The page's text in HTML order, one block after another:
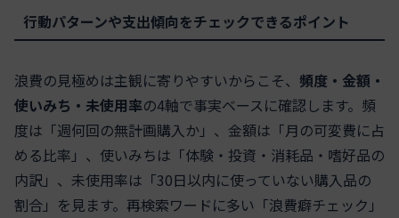
行動パターンや支出傾向をチェックできるポイント
浪費の見極めは主観に寄りやすいからこそ、 頻度・金額・
使いみち・未使用率の4軸で事実ベースに確認します。頻
度は「週何回の無計画購入か」、金額は「月の可変費に占
める比率」、使いみちは「体験・投資・消耗品・嗜好品の
内訳」、未使用率は「30日以内に使っていない購入品の
割合」を見ます。再検索ワードに多い「浪費癖チェック」